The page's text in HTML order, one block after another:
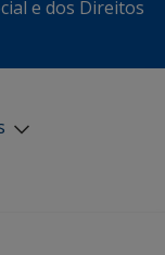
e dos Direitos